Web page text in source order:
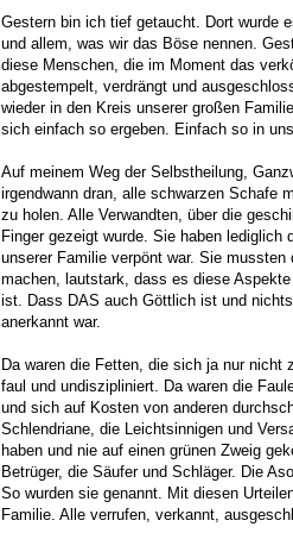
Gestern bin ich tief getaucht. Dort wurde
und allem, was wir das Böse nennen.
diese Menschen, die im Moment das
abgestempelt, verdrängt und
wieder in den Kreis unserer großen
sich einfach so ergeben. Einfach so in
Auf meinem Weg der Selbstheilung,
irgendwann dran, alle schwarzen Schafe
zu holen. Alle Verwandten, über die
Finger gezeigt wurde. Sie haben
unserer Familie verpönt war. Sie
machen, lautstark, dass es diese
ist. Dass DAS auch Göttlich ist und
anerkannt war.
Da waren die Fetten, die sich ja nur nicht
faul und undiszipliniert. Da waren die
und sich auf Kosten von anderen
Schlendriane, die Leichtsinnigen und
haben und nie auf einen grünen Zweig
Betrüger, die Säufer und Schläger. Die
So wurden sie genannt. Mit diesen
Familie. Alle verrufen, verkannt,